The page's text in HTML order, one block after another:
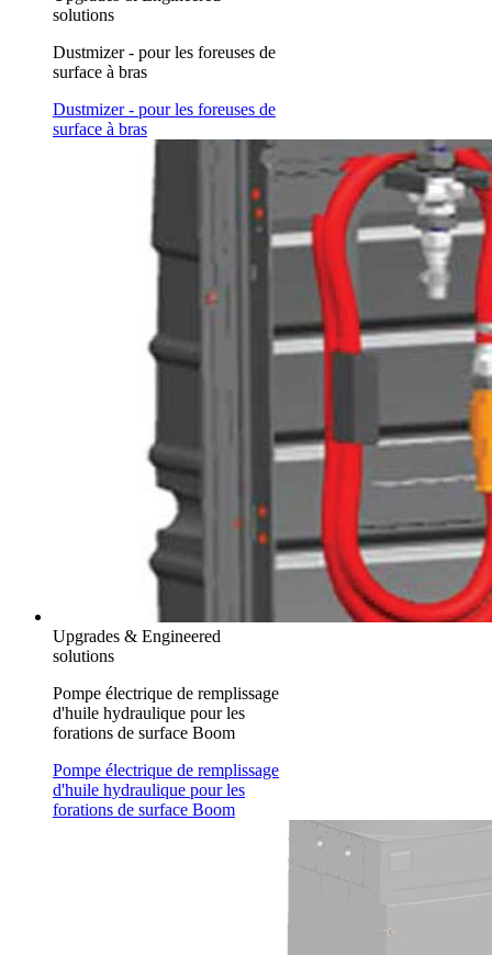
solutions
Dustmizer - pour les foreuses de
surface à bras
Dustmizer - pour les foreuses de
surface à bras
Upgrades & Engineered
solutions
Pompe électrique de remplissage
d'huile hydraulique pour les
forations de surface Boom
Pompe électrique de remplissage
d'huile hydraulique pour les
forations de surface Boom